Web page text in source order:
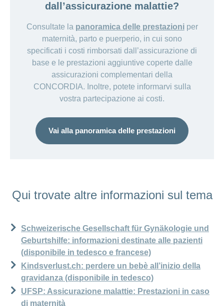
dall’assicurazione malattie?
Consultate la panoramica delle prestazioniper
maternità, parto e puerperio, in cui sono
specificati i costi rimborsati dall’assicurazione di
base e le prestazioni aggiuntive coperte dalle
assicurazioni complementari della
CONCORDIA. Inoltre, potete informarvi sulla
vostra partecipazione ai costi.
Vai alla panoramica delle prestazioni
Qui trovate altre informazioni sul tema
Schweizerische Gesellschaft für Gynäkologie und
Geburtshilfe: informazioni destinate alle pazienti
(disponibile in tedesco e francese)
Kindsverlust.ch: perdere un bebè all’inizio della
gravidanza (disponibile in tedesco)
UFSP: Assicurazione malattie: Prestazioni in caso
di maternità